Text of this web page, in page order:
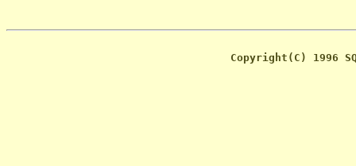
Copyright(C) 1996